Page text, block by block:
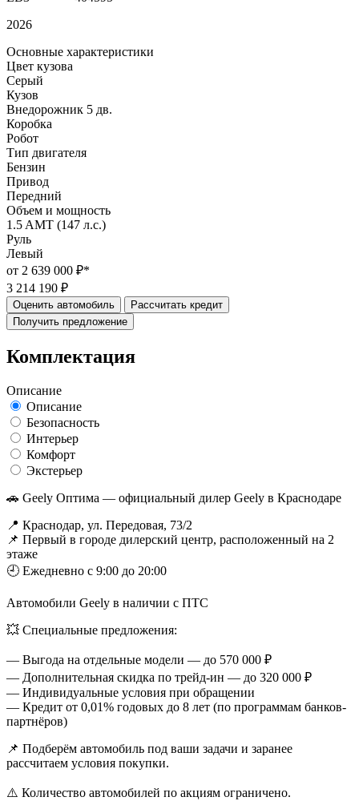
2026
Основные характеристики
Цвет кузова
Серый
Кузов
Внедорожник 5 дв.
Коробка
Робот
Тип двигателя
Бензин
Привод
Передний
Объем и мощность
1.5 AMT (147 л.с.)
Руль
Левый
от 2 639 000 ₽*
3 214 190 ₽
Оценить автомобиль
Рассчитать кредит
Получить предложение
Комплектация
Описание
Описание
Безопасность
Интерьер
Комфорт
Экстерьер
🚗 Geely Оптима — официальный дилер Geely в Краснодаре
📍 Краснодар, ул. Передовая, 73/2
📌 Первый в городе дилерский центр, расположенный на 2
этаже
🕘 Ежедневно с 9:00 до 20:00
Автомобили Geely в наличии с ПТС
💥 Специальные предложения:
— Выгода на отдельные модели — до 570 000 ₽
— Дополнительная скидка по трейд-ин — до 320 000 ₽
— Индивидуальные условия при обращении
— Кредит от 0,01% годовых до 8 лет (по программам банков-
партнёров)
📌 Подберём автомобиль под ваши задачи и заранее
рассчитаем условия покупки.
⚠️ Количество автомобилей по акциям ограничено.